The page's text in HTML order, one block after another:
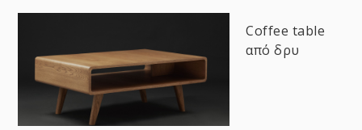
Coffee table
από δρυ